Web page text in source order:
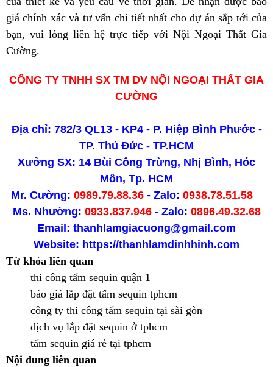
giá chính xác và tư vấn chi tiết nhất cho dự án sắp tới của
bạn, vui lòng liên hệ trực tiếp với Nội Ngoại Thất Gia
Cường.
CÔNG TY TNHH SX TM DV NỘI NGOẠI THẤT GIA
CƯỜNG
Địa chỉ: 782/3 QL13 - KP4 - P. Hiệp Bình Phước -
TP. Thủ Đức - TP.HCM
Xưởng SX: 14 Bùi Công Trừng, Nhị Bình, Hóc
Môn, Tp. HCM
Mr. Cường: 0989.79.88.36 - Zalo: 0938.78.51.58
Ms. Nhường: 0933.837.946 - Zalo: 0896.49.32.68
Email: thanhlamgiacuong@gmail.com
Website: https://thanhlamdinhhinh.com
Từ khóa liên quan
thi công tấm sequin quận 1
báo giá lắp đặt tấm sequin tphcm
công ty thi công tấm sequin tại sài gòn
dịch vụ lắp đặt sequin ở tphcm
tấm sequin giá rẻ tại tphcm
Nội dung liên quan